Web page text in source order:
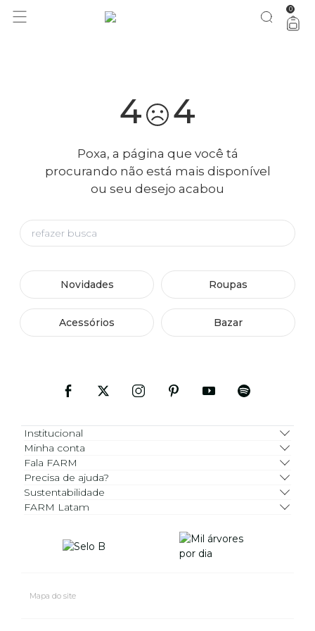
você merece 30% OFF pra comemorar com a gente aproveita! 0
4 4
Poxa, a página que você tá
procurando não está mais disponível
ou seu desejo acabou
Novidades Roupas
Acessórios Bazar
Institucional
Minha conta
Fala FARM
Precisa de ajuda?
Sustentabilidade
FARM Latam
Mapa do site